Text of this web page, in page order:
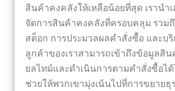
สินค้าคงคลังให้เหลือน้อยที่สุด เรานำ
จัดการสินค้าคงคลังที่ครอบคลุม รวม
สต็อก การประมวลผลคำสั่งซื้อ และบริ
ลูกค้าของเราสามารถเข้าถึงข้อมูลสิ
ยลไทม์และดำเนินการตามคำสั่งซื้อไ
ช่วยให้พวกเขามุ่งเน้นไปที่การขยายธุ